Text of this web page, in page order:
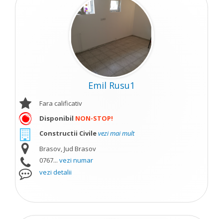
Emil Rusu1
Fara calificativ
Disponibil NON-STOP!
Constructii Civilevezi mai mult
Brasov, Jud Brasov
0767... vezi numar
vezi detalii